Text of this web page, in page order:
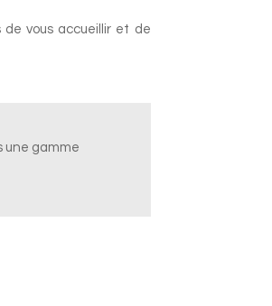
de vous accueillir et de
une gamme